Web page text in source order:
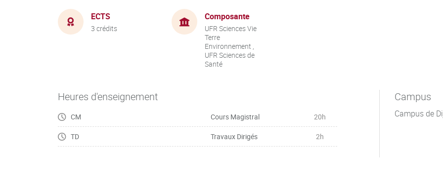
ECTS
3 crédits
Composante
UFR Sciences Vie
Terre
Environnement ,
UFR Sciences de
Santé
Heures d'enseignement
CM Cours Magistral 20h
TD Travaux Dirigés 2h
Campus
Campus de